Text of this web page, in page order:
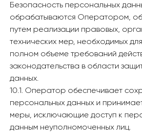
Безопасность персональных
обрабатываются Оператором,
путем реализации правовых,
технических мер, необходимых
полном объеме требований
законодательства в области
данных.
10.1. Оператор обеспечивает
персональных данных и
меры, исключающие доступ к
данным неуполномоченных лиц.